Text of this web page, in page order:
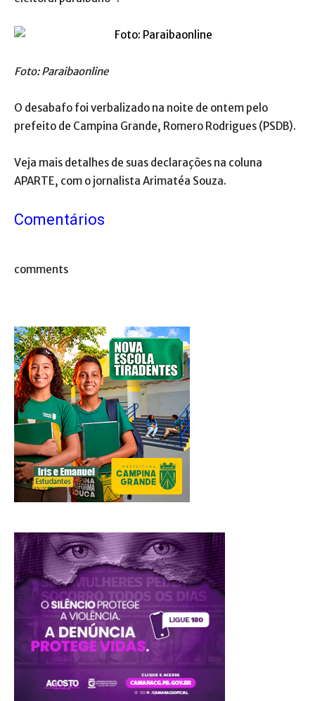
Foto: Paraibaonline
O desabafo foi verbalizado na noite de ontem pelo
prefeito de Campina Grande, Romero Rodrigues (PSDB).
Veja mais detalhes de suas declarações na coluna
APARTE, com o jornalista Arimatéa Souza.
Comentários
comments